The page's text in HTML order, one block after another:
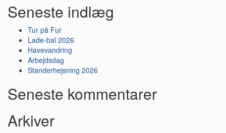
Seneste indlæg
Tur på Fur
Lade-bal 2026
Havevandring
Arbejdsdag
Standerhejsning 2026
Seneste kommentarer
Arkiver